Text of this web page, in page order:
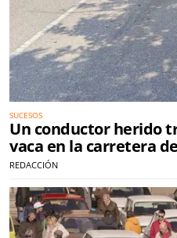
SUCESOS
Un conductor herido
vaca en la carretera
REDACCIÓN